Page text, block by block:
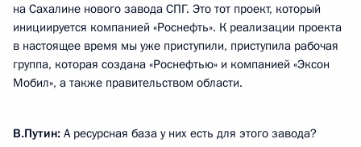
на Сахалине нового завода СПГ. Это тот проект, который
инициируется компанией «Роснефть». К реализации проекта
в настоящее время мы уже приступили, приступила рабочая
группа, которая создана «Роснефтью» и компанией «Эксон
Мобил», а также правительством области.
В.Путин: А ресурсная база у них есть для этого завода?